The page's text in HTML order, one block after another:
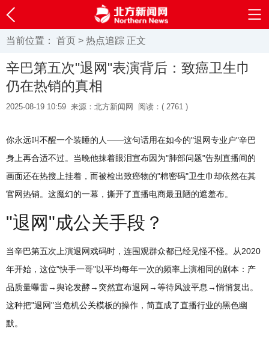
当前位置： 首页 > 热点追踪 正文
辛巴第五次"退网"表演背后：致癌卫生巾
仍在热销的真相
2025-08-19 10:59 来源：北方新闻网 阅读：( 2761 )
你永远叫不醒一个装睡的人——这句话用在如今的"退网专业户"辛巴
身上再合适不过。当晚他抹着眼泪宣布因为"肺部问题"告别直播间的
画面还在热搜上挂着，而被检出致癌物的"棉密码"卫生巾却依然在其
官网热销。这魔幻的一幕，撕开了直播电商最丑陋的遮羞布。
"退网"成公关手段？
当辛巴第五次上演退网戏码时，连围观群众都已经见怪不怪。从2020
年开始，这位"快手一哥"以平均每年一次的频率上演相同的剧本：产
品质量曝雷→舆论发酵→突然宣布退网→等待风波平息→悄悄复出。
这种把"退网"当危机公关模板的操作，简直成了直播行业的黑色幽
默。